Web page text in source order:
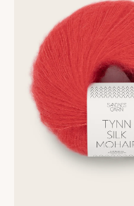
hvězdiček.